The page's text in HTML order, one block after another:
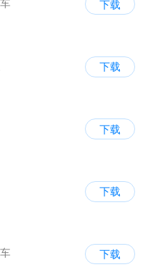
下载
下载
下载
下载
下载